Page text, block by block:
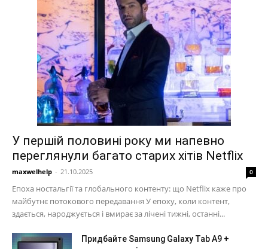
У першій половині року ми напевно
переглянули багато старих хітів Netflix
maxwelhelp - 21.10.2025 0
Епоха ностальгії та глобального контенту: що Netflix каже про
майбутнє потокового передавання У епоху, коли контент,
здається, народжується і вмирає за лічені тижні, останні...
Придбайте Samsung Galaxy Tab A9 +